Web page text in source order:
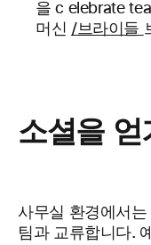
을 c elebrate
머신 /브라이들
소셜을 얻
사무실 환경에서
팀과 교류합니다.